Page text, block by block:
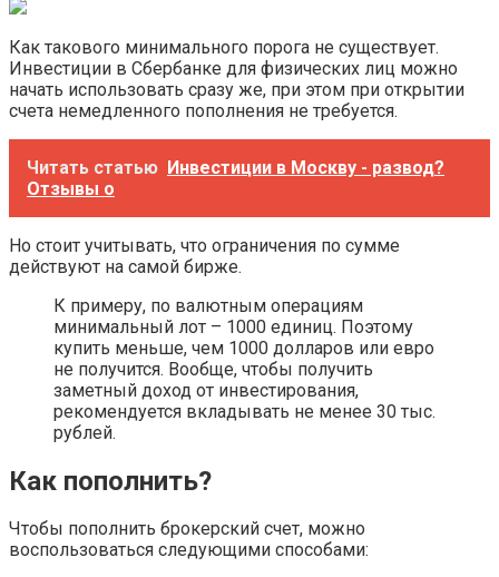
Как такового минимального порога не существует.
Инвестиции в Сбербанке для физических лиц можно
начать использовать сразу же, при этом при открытии
счета немедленного пополнения не требуется.
Читать статью Инвестиции в Москву - развод?
Отзывы о
Но стоит учитывать, что ограничения по сумме
действуют на самой бирже.
К примеру, по валютным операциям
минимальный лот – 1000 единиц. Поэтому
купить меньше, чем 1000 долларов или евро
не получится. Вообще, чтобы получить
заметный доход от инвестирования,
рекомендуется вкладывать не менее 30 тыс.
рублей.
Как пополнить?
Чтобы пополнить брокерский счет, можно
воспользоваться следующими способами: